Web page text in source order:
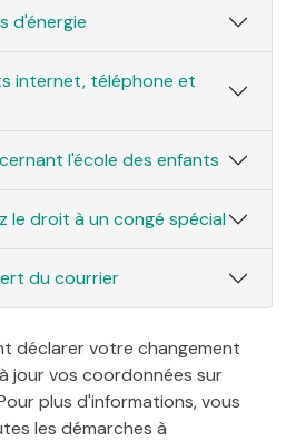
d'énergie
internet, téléphone et
l'école des enfants
le droit à un congé spécial
du courrier
déclarer votre changement
jour vos coordonnées sur
plus d'informations, vous
les démarches à